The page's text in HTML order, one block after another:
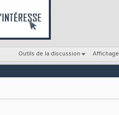
Outils de la discussion Affichage